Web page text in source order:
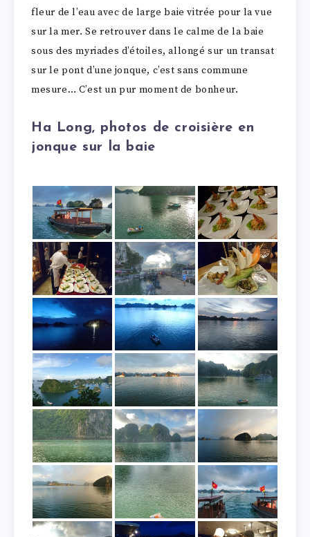
fleur de l’eau avec de large baie vitrée pour la vue
sur la mer. Se retrouver dans le calme de la baie
sous des myriades d’étoiles, allongé sur un transat
sur le pont d’une jonque, c’est sans commune
mesure… C’est un pur moment de bonheur.
Ha Long, photos de croisière en
jonque sur la baie